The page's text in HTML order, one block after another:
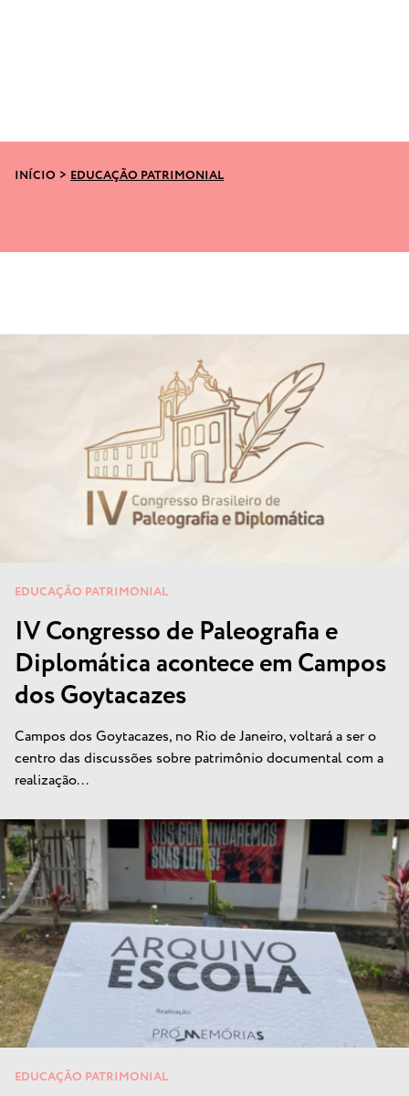
INÍCIO > EDUCAÇÃO PATRIMONIAL
EDUCAÇÃO PATRIMONIAL
IV Congresso de Paleografia e
Diplomática acontece em Campos
dos Goytacazes
Campos dos Goytacazes, no Rio de Janeiro, voltará a ser o
centro das discussões sobre patrimônio documental com a
realização...
EDUCAÇÃO PATRIMONIAL